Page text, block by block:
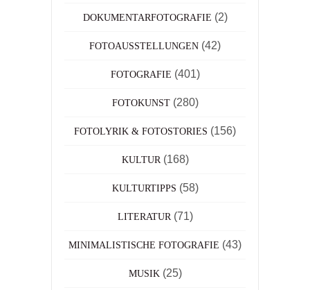
DOKUMENTARFOTOGRAFIE (2)
FOTOAUSSTELLUNGEN (42)
FOTOGRAFIE (401)
FOTOKUNST(280)
FOTOLYRIK & FOTOSTORIES (156)
KULTUR (168)
KULTURTIPPS (58)
LITERATUR (71)
MINIMALISTISCHE FOTOGRAFIE (43)
MUSIK (25)